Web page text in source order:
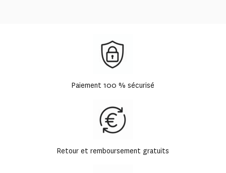
Paiement 100 % sécurisé
Retour et remboursement gratuits